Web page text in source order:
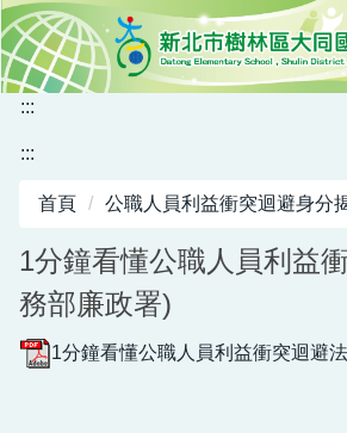
跳
到
主
要
容
:::
:::
首頁 公職人員利益衝突迴避身分
1分鐘看懂公職人員利益
務部廉政署)
1分鐘看懂公職人員利益衝突迴避